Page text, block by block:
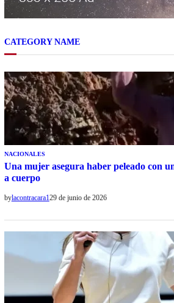
CATEGORY NAME
NACIONALES
Una mujer asegura haber peleado con
a cuerpo
bylacontracara129 de junio de 2026